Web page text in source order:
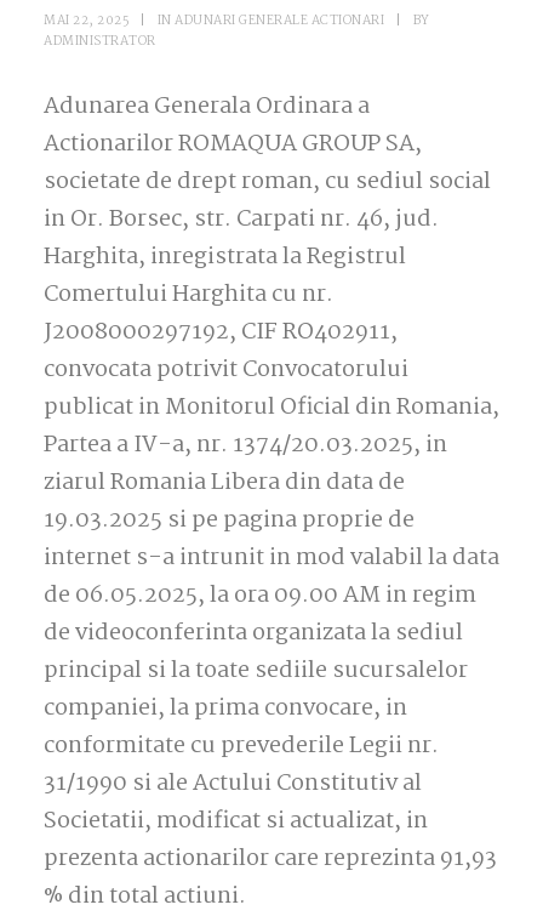
MAI 22, 2025 | INADUNARI GENERALE ACTIONARI |
BY
ADMINISTRATOR
Adunarea Generala Ordinara a
Actionarilor ROMAQUA GROUP SA,
societate de drept roman, cu sediul social
in Or. Borsec, str. Carpati nr. 46, jud.
Harghita, inregistrata la Registrul
Comertului Harghita cu nr.
J2008000297192, CIF RO402911,
convocata potrivit Convocatorului
publicat in Monitorul Oficial din Romania,
Partea a IV-a, nr. 1374/20.03.2025, in
ziarul Romania Libera din data de
19.03.2025 si pe pagina proprie de
internet s-a intrunit in mod valabil la data
de 06.05.2025, la ora 09.00 AM in regim
de videoconferinta organizata la sediul
principal si la toate sediile sucursalelor
companiei, la prima convocare, in
conformitate cu prevederile Legii nr.
31/1990 si ale Actului Constitutiv al
Societatii, modificat si actualizat, in
prezenta actionarilor care reprezinta 91,93
% din total actiuni.